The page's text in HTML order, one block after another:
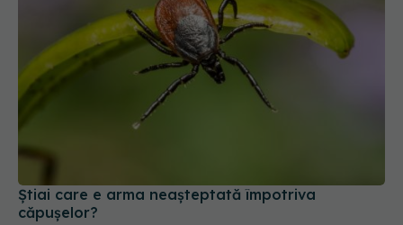
Știai care e arma neașteptată împotriva
căpușelor?